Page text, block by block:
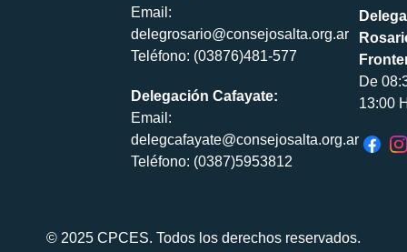
Email:
delegrosario@consejosalta.org.ar
Teléfono: (03876)481-577
Delegación Cafayate:
Email:
delegcafayate@consejosalta.org.ar
Teléfono: (0387)5953812
De
13:00
© 2025 CPCES. Todos los derechos reservados.